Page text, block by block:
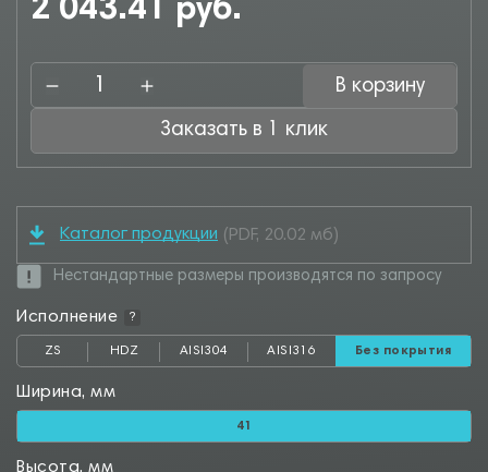
2 043.41 руб.
В корзину
Заказать в 1 клик
Каталог продукции (PDF, 20.02 мб)
Нестандартные размеры производятся по запросу
Исполнение ?
ZS HDZ AISI304 AISI316 Без покрытия
Ширина, мм
41
Высота, мм